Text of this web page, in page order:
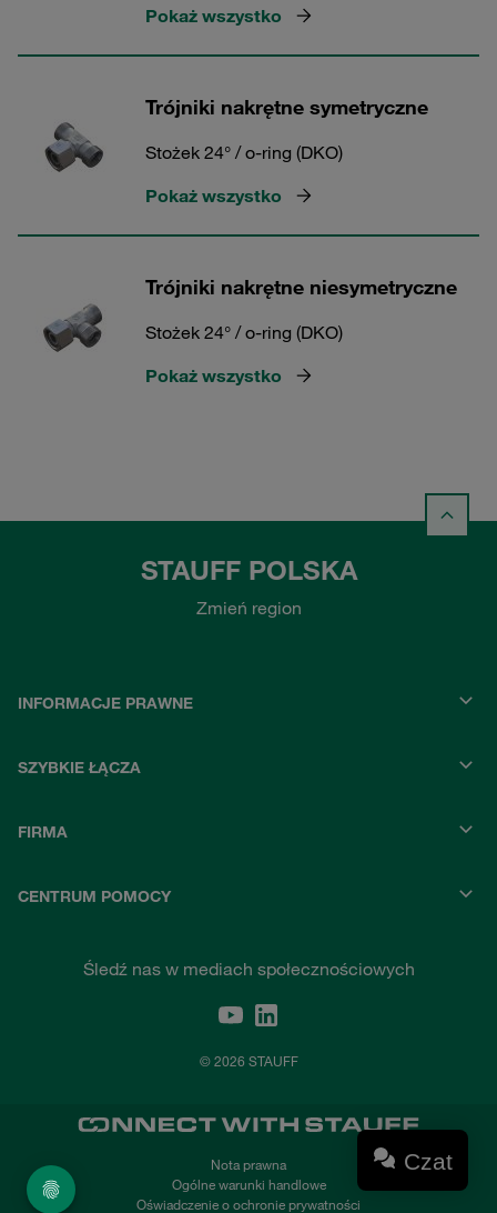
Pokaż wszystko
Trójniki nakrętne symetryczne
Stożek 24° / o-ring (DKO)
Pokaż wszystko
Trójniki nakrętne niesymetryczne
Stożek 24° / o-ring (DKO)
Pokaż wszystko
STAUFF POLSKA
Zmień region
INFORMACJE PRAWNE
SZYBKIE ŁĄCZA
FIRMA
CENTRUM POMOCY
Śledź nas w mediach społecznościowych
© 2026 STAUFF
Nota prawna
Ogólne warunki handlowe
Oświadczenie o ochronie prywatności
Czat